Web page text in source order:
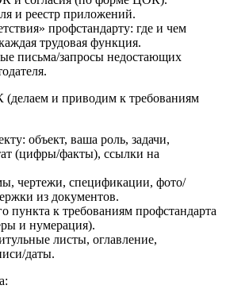
и реестр приложений.
профстандарту: где и чем
трудовая функция.
письма/запросы недостающих
и приводим к требованиям
объект, ваша роль, задачи,
(цифры/факты), ссылки на
чертежи, спецификации, фото/
из документов.
пункта к требованиям профстандарта
и нумерация).
листы, оглавление,
даты.